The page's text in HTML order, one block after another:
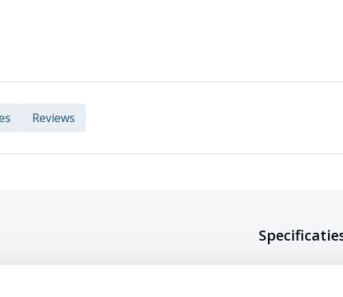
Reviews
kwaliteit en afwerking. De vlag is gemaakt van 115